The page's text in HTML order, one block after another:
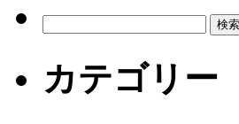
カテゴリー